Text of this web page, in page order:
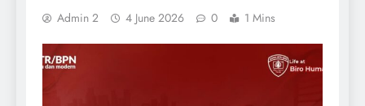
Admin 2 4 June 2026 0 1 Mins